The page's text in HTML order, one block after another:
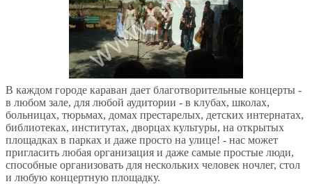
В каждом городе караван дает благотворительные концерты -
в любом зале, для любой аудитории - в клубах, школах,
больницах, тюрьмах, домах престарелых, детских интернатах,
библиотеках, институтах, дворцах культуры, на открытых
площадках в парках и даже просто на улице! - нас может
пригласить любая организация и даже самые простые люди,
способные организовать для нескольких человек ночлег, стол
и любую концертную площадку.